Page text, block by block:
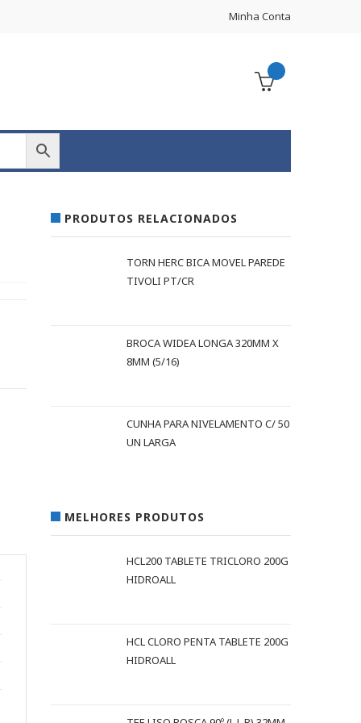
Minha Conta
PRODUTOS RELACIONADOS
TORN HERC BICA MOVEL PAREDE
TIVOLI PT/CR
BROCA WIDEA LONGA 320MM X
8MM (5/16)
CUNHA PARA NIVELAMENTO C/ 50
UN LARGA
MELHORES PRODUTOS
HCL200 TABLETE TRICLORO 200G
HIDROALL
HCL CLORO PENTA TABLETE 200G
HIDROALL